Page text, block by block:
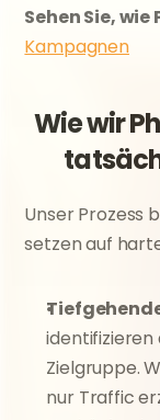
Sehen Sie,
Kampagnen
Wie wir
Unser Prozess
setzen auf
Zielgruppe.
nur Traffic